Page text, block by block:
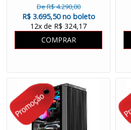
De R$ 4.290,00
R$ 3.695,50 no boleto
12x de R$ 324,17
COMPRAR